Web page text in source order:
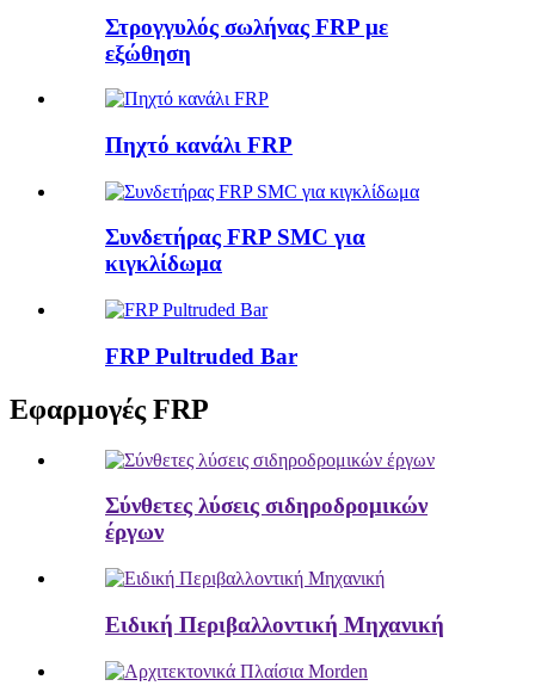
Στρογγυλός σωλήνας FRP με
εξώθηση
Πηχτό κανάλι FRP
Συνδετήρας FRP SMC για
κιγκλίδωμα
FRP Pultruded Bar
Εφαρμογές FRP
Σύνθετες λύσεις σιδηροδρομικών
έργων
Ειδική Περιβαλλοντική Μηχανική